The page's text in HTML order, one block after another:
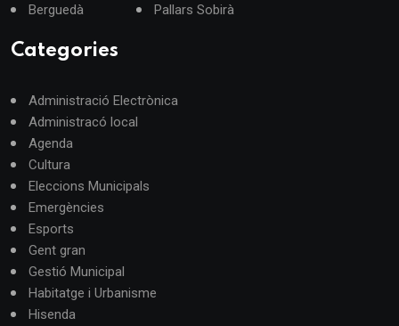
Berguedà
Pallars Sobirà
Categories
Administració Electrònica
Administracó local
Agenda
Cultura
Eleccions Municipals
Emergències
Esports
Gent gran
Gestió Municipal
Habitatge i Urbanisme
Hisenda